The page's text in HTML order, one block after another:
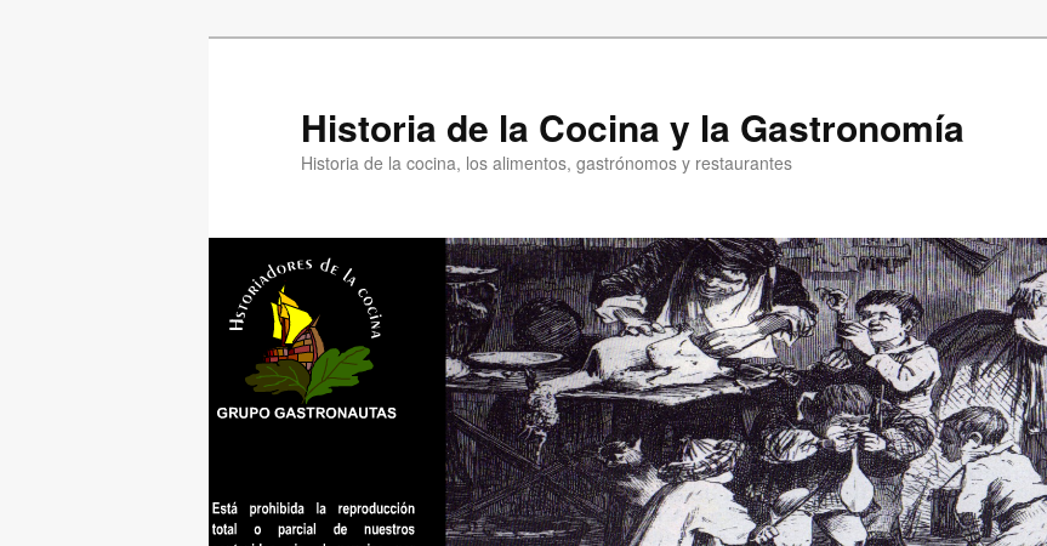
Historia de la Cocina y la Gastronomía
Historia de la cocina, los alimentos, gastrónomos y restaurantes